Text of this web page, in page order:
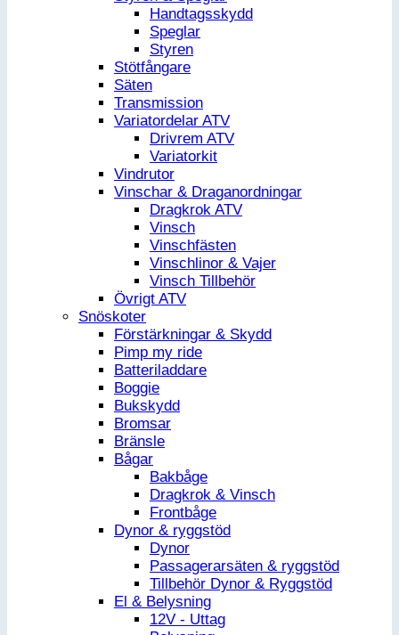
Handtagsskydd
Speglar
Styren
Stötfångare
Säten
Transmission
Variatordelar ATV
Drivrem ATV
Variatorkit
Vindrutor
Vinschar & Draganordningar
Dragkrok ATV
Vinsch
Vinschfästen
Vinschlinor & Vajer
Vinsch Tillbehör
Övrigt ATV
Snöskoter
Förstärkningar & Skydd
Pimp my ride
Batteriladdare
Boggie
Bukskydd
Bromsar
Bränsle
Bågar
Bakbåge
Dragkrok & Vinsch
Frontbåge
Dynor & ryggstöd
Dynor
Passagerarsäten & ryggstöd
Tillbehör Dynor & Ryggstöd
El & Belysning
12V - Uttag